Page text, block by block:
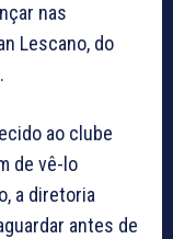
nas
Lescano, do
ao clube
de vê-lo
a diretoria
antes de